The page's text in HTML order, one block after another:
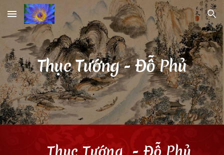
Skip to main content Skip to navigation
Thục Tướng- Đỗ Phủ